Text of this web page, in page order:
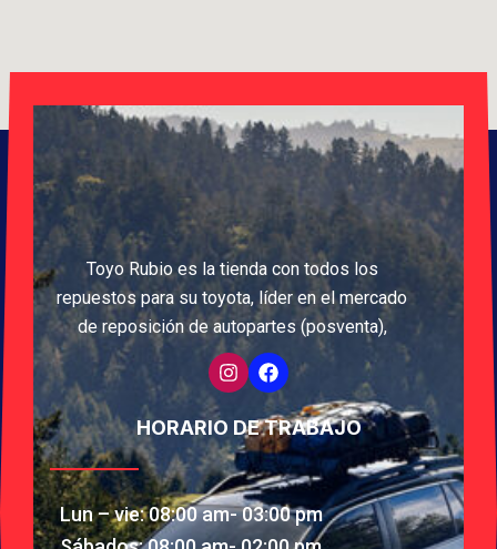
Toyo Rubio es la tienda con todos los
repuestos para su toyota, líder en el mercado
de reposición de autopartes (posventa),
HORARIO DE TRABAJO
Lun – vie: 08:00 am- 03:00 pm